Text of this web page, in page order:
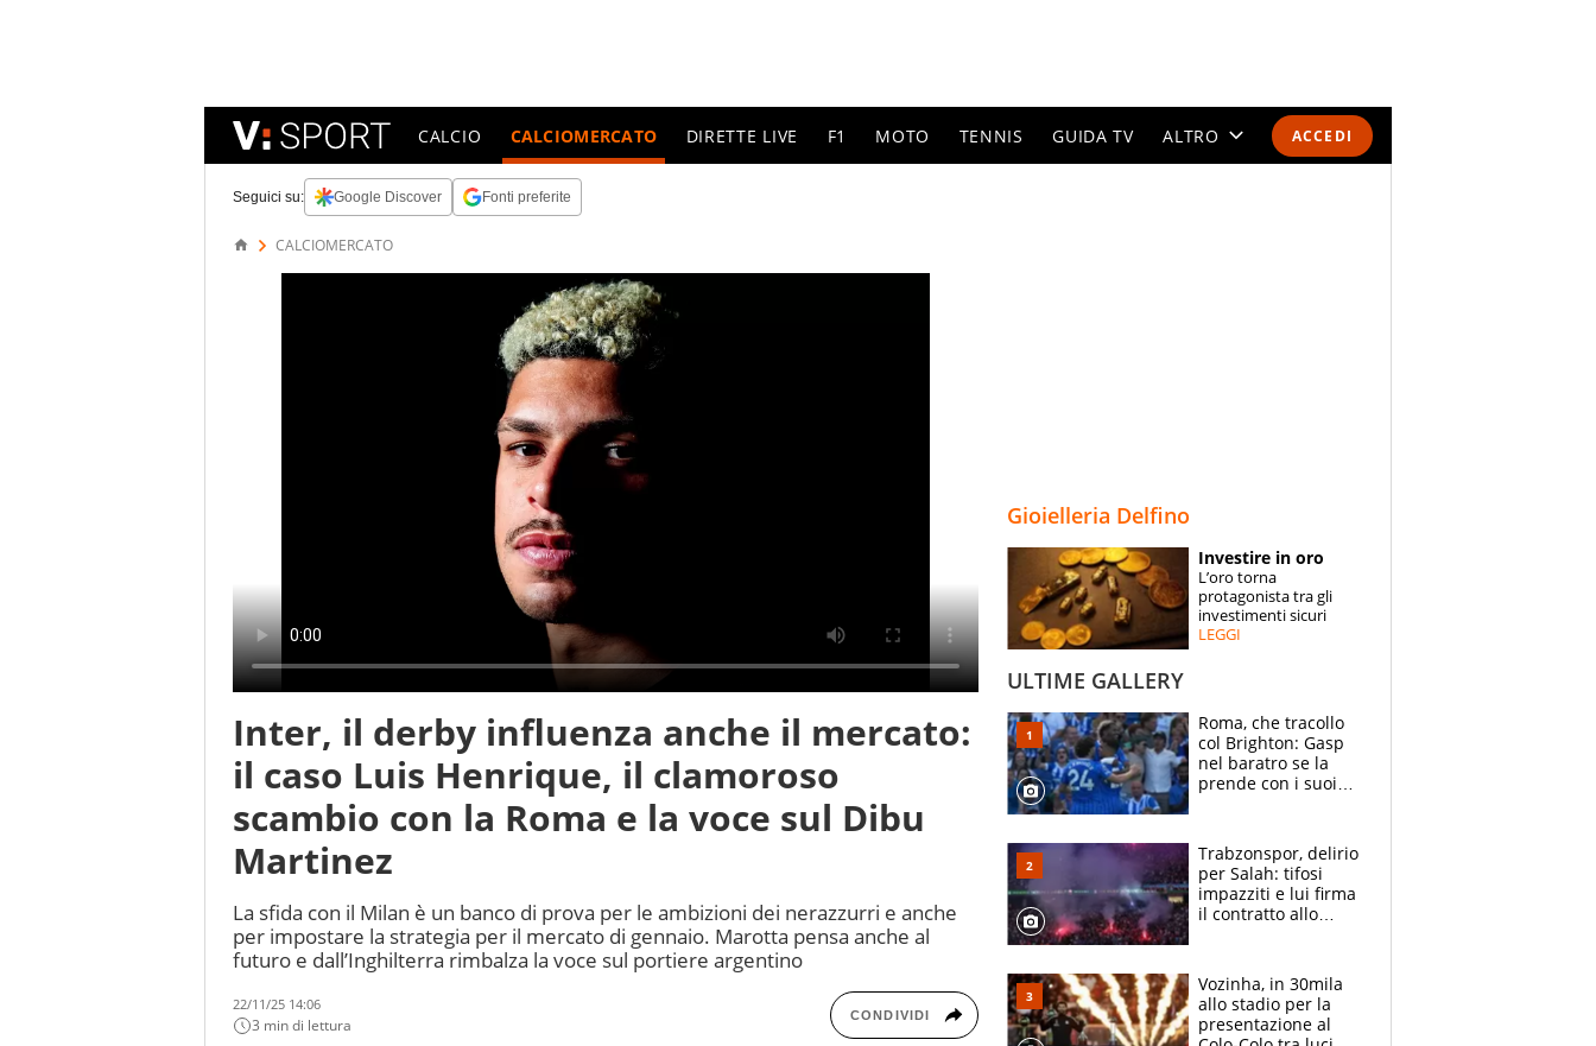
ACCEDI
CALCIO CALCIOMERCATO DIRETTE LIVE F1 MOTO TENNIS GUIDA TV ALTRO
SPECIALI
ESPERTI
Seguici su: Google Discover Fonti preferite
CALCIOMERCATO
Inter, il derby influenza anche il mercato:
il caso Luis Henrique, il clamoroso
scambio con la Roma e la voce sul Dibu
Martinez
La sfida con il Milan è un banco di prova per le ambizioni dei nerazzurri e anche
per impostare la strategia per il mercato di gennaio. Marotta pensa anche al
futuro e dall’Inghilterra rimbalza la voce sul portiere argentino
22/11/25 14:06
3 min di lettura CONDIVIDI
Gioielleria Delfino
Investire in oro
L’oro torna
protagonista tra gli
investimenti sicuri
LEGGI
ULTIME GALLERY
Roma, che tracollo
col Brighton: Gasp
nel baratro se la
prende con i suoi
Trabzonspor, delirio
per Salah: tifosi
impazziti e lui firma
il contratto allo
Vozinha, in 30mila
allo stadio per la
presentazione al